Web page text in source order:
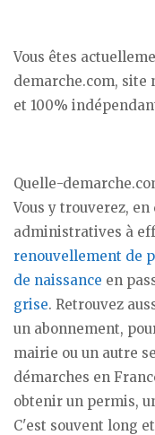
Vous êtes
demarche.com, site
et 100%
Quelle-
Vous y trouverez,
administratives à
renouvellement de
de naissance en
grise. Retrouvez
un abonnement,
mairie ou un autre
démarches en
obtenir un permis,
C'est souvent long